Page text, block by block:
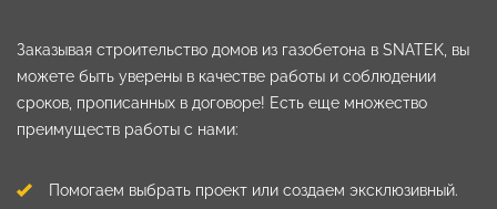
Заказывая строительство домов из газобетона в SNATEK, вы
можете быть уверены в качестве работы и соблюдении
сроков, прописанных в договоре! Есть еще множество
преимуществ работы с нами:
Помогаем выбрать проект или создаем эксклюзивный.